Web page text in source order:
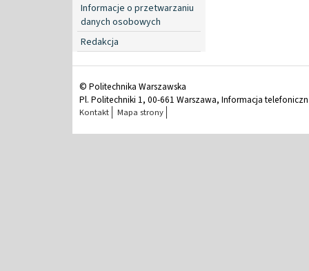
Informacje o przetwarzaniu
danych osobowych
Redakcja
© Politechnika Warszawska
Pl. Politechniki 1, 00-661 Warszawa, Informacja
Kontakt Mapa strony